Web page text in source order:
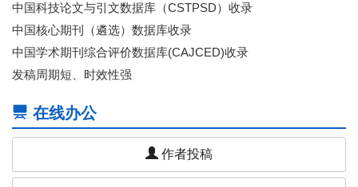
中国科技论文与引文数据库（CSTPSD）收录
中国核心期刊（遴选）数据库收录
中国学术期刊综合评价数据库(CAJCED)收录
发稿周期短、时效性强
在线办公
作者投稿